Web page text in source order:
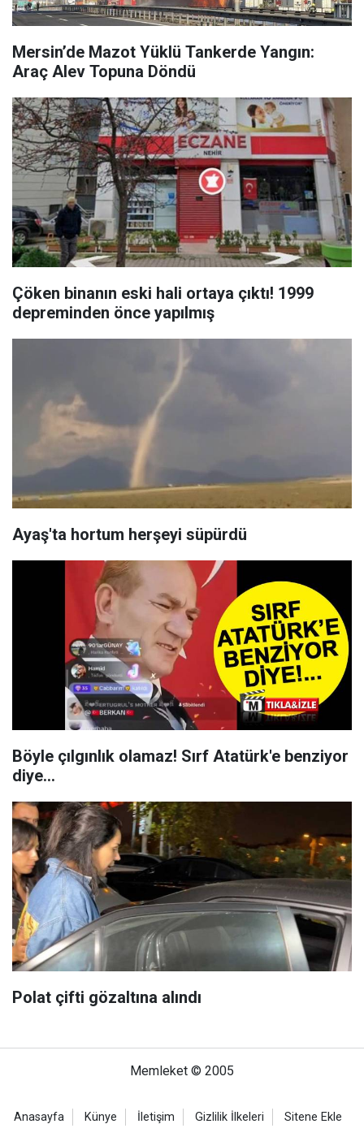
Mersin’de Mazot Yüklü Tankerde Yangın:
Araç Alev Topuna Döndü
Çöken binanın eski hali ortaya çıktı! 1999
depreminden önce yapılmış
Ayaş'ta hortum herşeyi süpürdü
Böyle çılgınlık olamaz! Sırf Atatürk'e benziyor
diye...
Polat çifti gözaltına alındı
Memleket © 2005
Anasayfa Künye İletişim Gizlilik İlkeleri Sitene Ekle